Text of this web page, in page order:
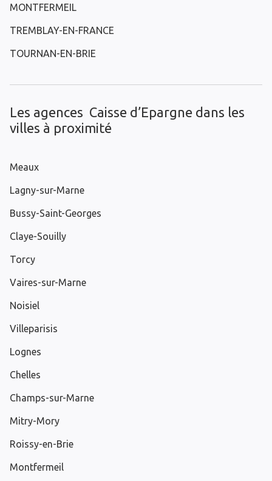
MONTFERMEIL
TREMBLAY-EN-FRANCE
TOURNAN-EN-BRIE
Les agences Caisse d’Epargne dans les
villes à proximité
Meaux
Lagny-sur-Marne
Bussy-Saint-Georges
Claye-Souilly
Torcy
Vaires-sur-Marne
Noisiel
Villeparisis
Lognes
Chelles
Champs-sur-Marne
Mitry-Mory
Roissy-en-Brie
Montfermeil